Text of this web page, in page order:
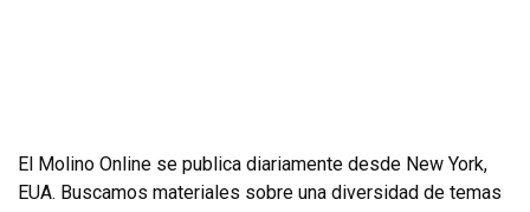
El Molino Online se publica diariamente desde New York,
EUA. Buscamos materiales sobre una diversidad de temas